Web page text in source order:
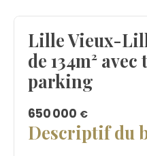
Lille Vieux-
de 134m²
parking
650 000 €
Descriptif du